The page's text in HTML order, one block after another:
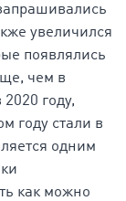
увеличился
появлялись
чем в
году,
году стали в
одним
как можно